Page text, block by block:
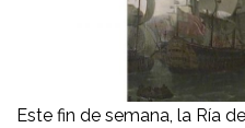
Este fin de semana, la Ría